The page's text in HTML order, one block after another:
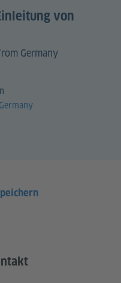
von
Germany